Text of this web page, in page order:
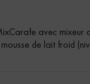
avec
de lait froid